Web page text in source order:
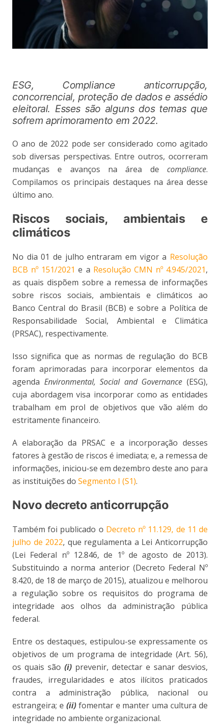
ESG, Compliance anticorrupção,
concorrencial, proteção de dados e assédio
eleitoral. Esses são alguns dos temas que
sofrem aprimoramento em 2022.
O ano de 2022 pode ser considerado como agitado
sob diversas perspectivas. Entre outros, ocorreram
mudanças e avanços na área de compliance.
Compilamos os principais destaques na área desse
último ano.
Riscos sociais, ambientais e
climáticos
No dia 01 de julho entraram em vigor a Resolução
BCB nº 151/2021 e a Resolução CMN nº 4.945/2021,
as quais dispõem sobre a remessa de informações
sobre riscos sociais, ambientais e climáticos ao
Banco Central do Brasil (BCB) e sobre a Política de
Responsabilidade Social, Ambiental e Climática
(PRSAC), respectivamente.
Isso significa que as normas de regulação do BCB
foram aprimoradas para incorporar elementos da
agenda Environmental, Social and Governance (ESG),
cuja abordagem visa incorporar como as entidades
trabalham em prol de objetivos que vão além do
estritamente financeiro.
A elaboração da PRSAC e a incorporação desses
fatores à gestão de riscos é imediata; e, a remessa de
informações, iniciou-se em dezembro deste ano para
as instituições do Segmento I (S1).
Novo decreto anticorrupção
Também foi publicado o Decreto nº 11.129, de 11 de
julho de 2022, que regulamenta a Lei Anticorrupção
(Lei Federal nº 12.846, de 1º de agosto de 2013).
Substituindo a norma anterior (Decreto Federal Nº
8.420, de 18 de março de 2015), atualizou e melhorou
a regulação sobre os requisitos do programa de
integridade aos olhos da administração pública
federal.
Entre os destaques, estipulou-se expressamente os
objetivos de um programa de integridade (Art. 56),
os quais são (i) prevenir, detectar e sanar desvios,
fraudes, irregularidades e atos ilícitos praticados
contra a administração pública, nacional ou
estrangeira; e (ii)fomentar e manter uma cultura de
integridade no ambiente organizacional.